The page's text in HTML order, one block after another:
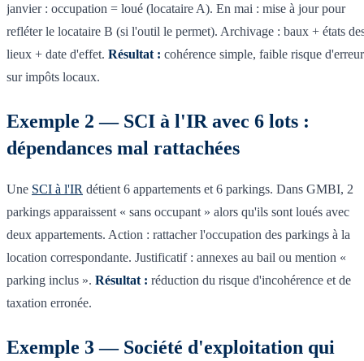
janvier : occupation = loué (locataire A). En mai : mise à jour pour
refléter le locataire B (si l'outil le permet). Archivage : baux + états
lieux + date d'effet. Résultat : cohérence simple, faible risque d'erreur
sur impôts locaux.
Exemple 2 — SCI à l'IR avec 6 lots :
dépendances mal rattachées
Une SCI à l'IR détient 6 appartements et 6 parkings. Dans GMBI, 2
parkings apparaissent « sans occupant » alors qu'ils sont loués avec
deux appartements. Action : rattacher l'occupation des parkings à la
location correspondante. Justificatif : annexes au bail ou mention «
parking inclus ». Résultat : réduction du risque d'incohérence et de
taxation erronée.
Exemple 3 — Société d'exploitation qui